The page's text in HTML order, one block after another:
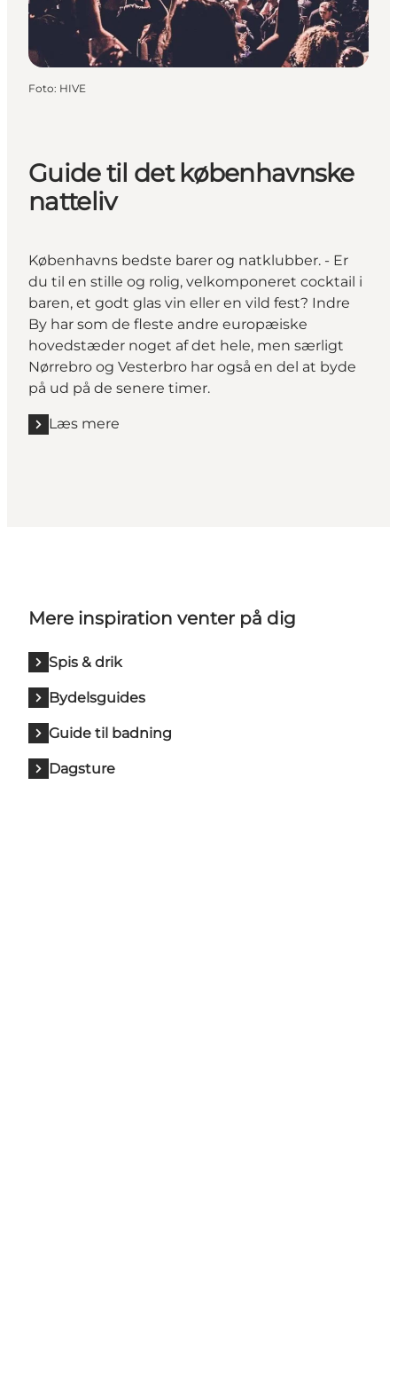
Foto: HIVE
Guide til det københavnske
natteliv
Københavns bedste barer og natklubber. - Er
du til en stille og rolig, velkomponeret cocktail i
baren, et godt glas vin eller en vild fest? Indre
By har som de fleste andre europæiske
hovedstæder noget af det hele, men særligt
Nørrebro og Vesterbro har også en del at byde
på ud på de senere timer.
Læs mere
Mere inspiration venter på dig
Spis & drik
Bydelsguides
Guide til badning
Dagsture